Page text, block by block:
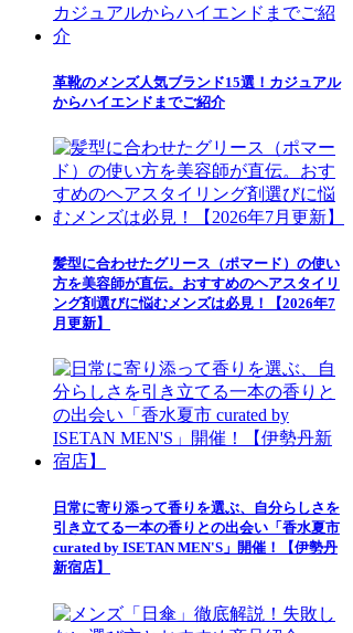
革靴のメンズ人気ブランド15選！カジュアル
からハイエンドまでご紹介
髪型に合わせたグリース（ポマード）の使い
方を美容師が直伝。おすすめのヘアスタイリ
ング剤選びに悩むメンズは必見！【2026年7
月更新】
日常に寄り添って香りを選ぶ、自分らしさを
引き立てる一本の香りとの出会い「香水夏市
curated by ISETAN MEN'S」開催！【伊勢丹
新宿店】